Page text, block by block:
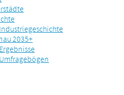
Industriegeschichte
2035+
Ergebnisse
Umfragebögen